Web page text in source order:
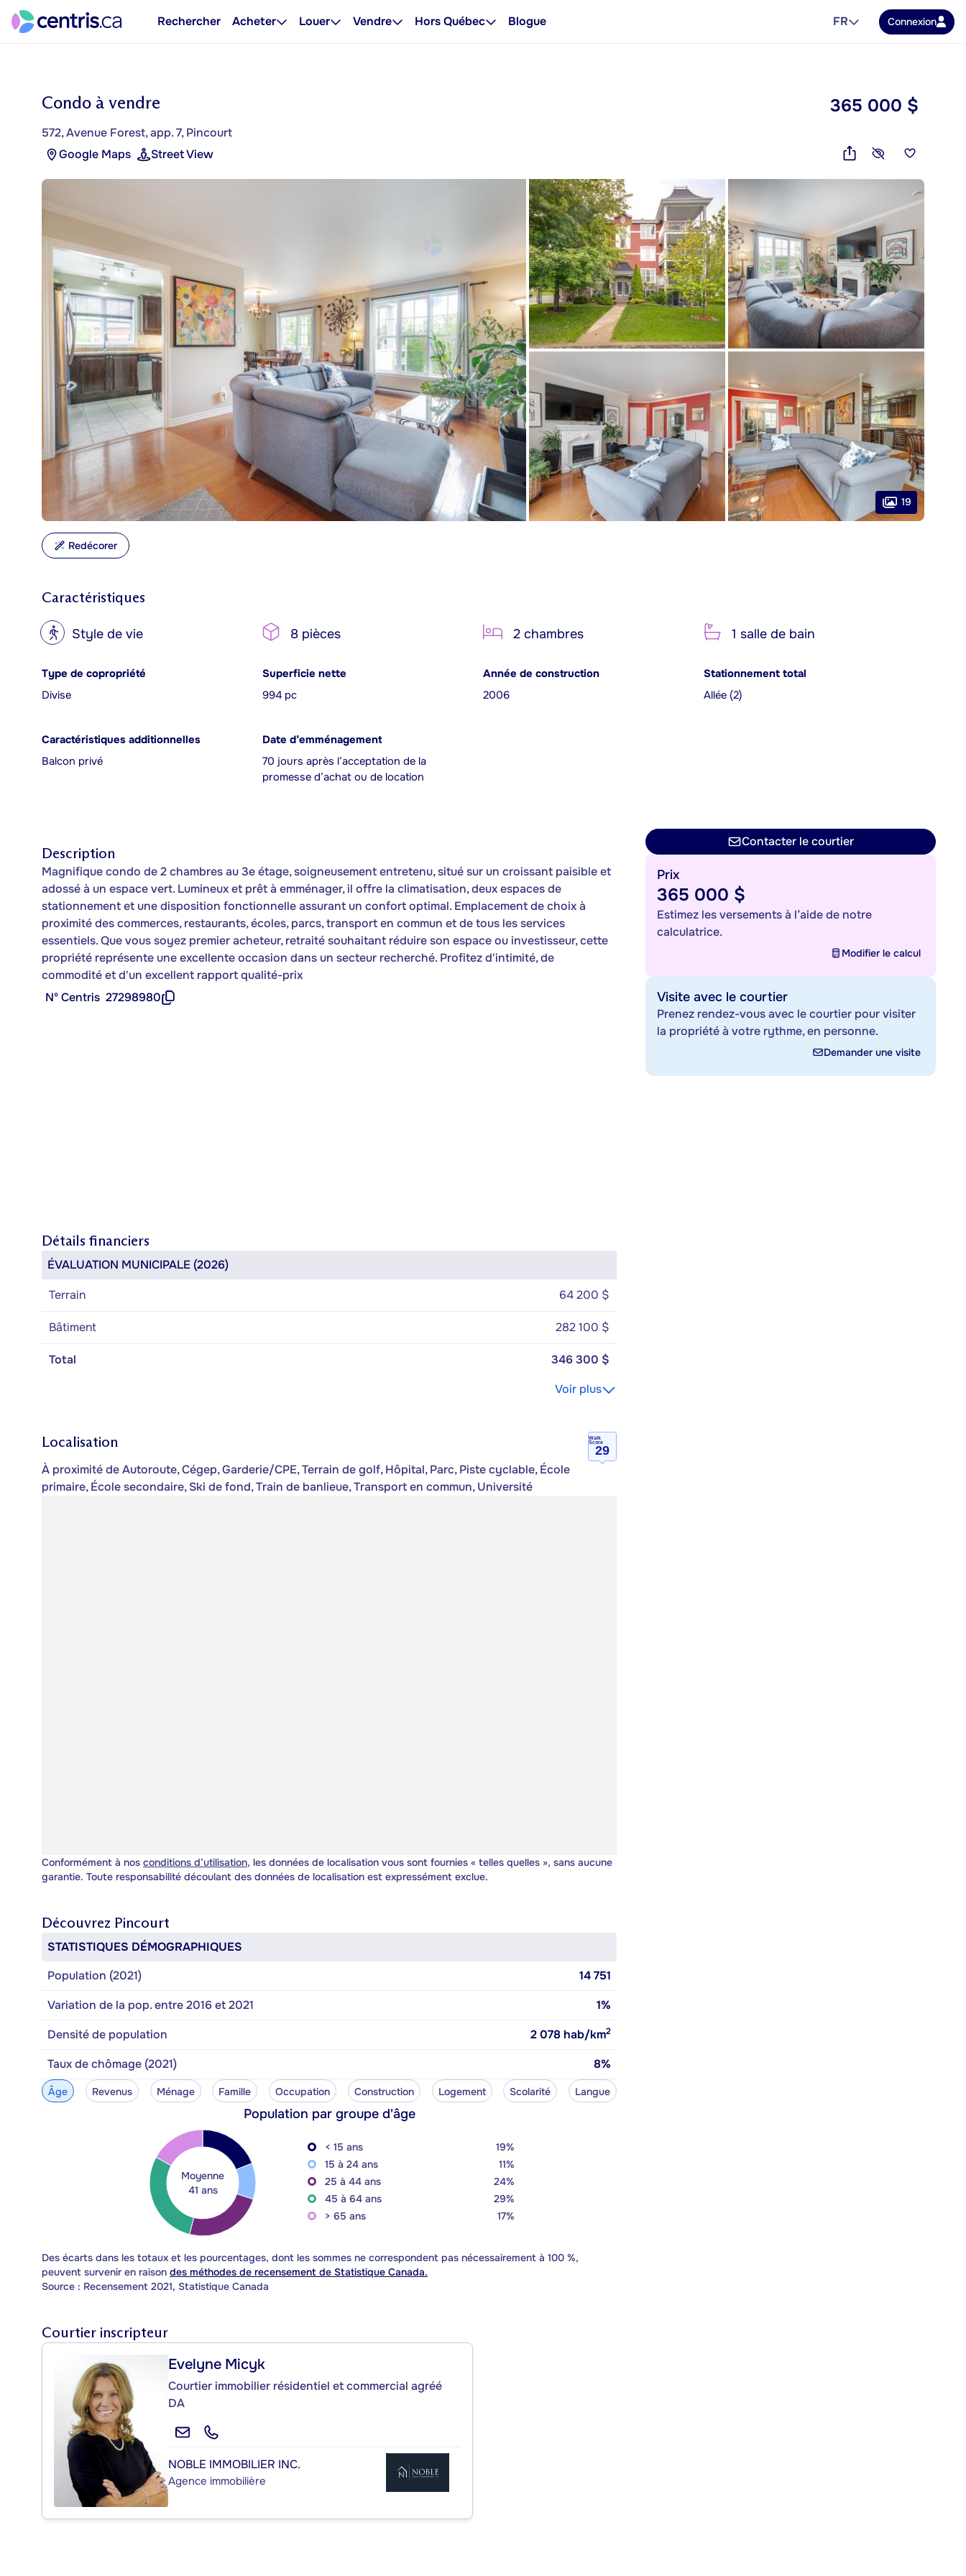
Rechercher Acheter Louer Vendre Hors Québec Blogue FR Connexion
Condo à vendre
572, Avenue Forest, app. 7, Pincourt
Google Maps
Street View
365 000 $
19
Redécorer
Caractéristiques
? Style de vie 8 pièces 2 chambres 1 salle de bain
Type de copropriété
Divise
Superficie nette
994 pc
Année de construction
2006
Stationnement total
Allée (2)
Caractéristiques additionnelles
Balcon privé
Date d’emménagement
70 jours après l’acceptation de la
promesse d’achat ou de location
Description
Magnifique condo de 2 chambres au 3e étage, soigneusement entretenu, situé sur un croissant paisible et
adossé à un espace vert. Lumineux et prêt à emménager, il offre la climatisation, deux espaces de
stationnement et une disposition fonctionnelle assurant un confort optimal. Emplacement de choix à
proximité des commerces, restaurants, écoles, parcs, transport en commun et de tous les services
essentiels. Que vous soyez premier acheteur, retraité souhaitant réduire son espace ou investisseur, cette
propriété représente une excellente occasion dans un secteur recherché. Profitez d'intimité, de
commodité et d'un excellent rapport qualité-prix
Nº Centris 27298980
Détails financiers
ÉVALUATION MUNICIPALE (2026)
Terrain
64 200 $
Bâtiment 282 100 $
Total
346 300 $
Voir plus
Localisation
Walk
Score
29
À proximité de Autoroute, Cégep, Garderie/CPE, Terrain de golf, Hôpital, Parc, Piste cyclable, École
primaire, École secondaire, Ski de fond, Train de banlieue, Transport en commun, Université
Conformément à nos conditions d’utilisation, les données de localisation vous sont fournies « telles quelles », sans aucune
garantie. Toute responsabilité découlant des données de localisation est expressément exclue.
Découvrez Pincourt
STATISTIQUES DÉMOGRAPHIQUES
Population (2021)
14 751
Variation de la pop. entre 2016 et 2021
1%
Densité de population
2 078 hab/km2
Taux de chômage (2021) 8%
Âge Revenus Ménage Famille Occupation Construction Logement Scolarité Langue
Population par groupe d'âge
Moyenne
41 ans
< 15 ans
19%
15 à 24 ans
11%
25 à 44 ans
24%
45 à 64 ans
29%
> 65 ans
17%
Des écarts dans les totaux et les pourcentages, dont les sommes ne correspondent pas nécessairement à 100 %,
peuvent survenir en raison des méthodes de recensement de Statistique Canada.
Source : Recensement 2021, Statistique Canada
Courtier inscripteur
Evelyne Micyk
Courtier immobilier résidentiel et commercial agréé
DA
NOBLE IMMOBILIER INC.
Agence immobilière
Contacter le courtier
Prix
365 000 $
Estimez les versements à l’aide de notre
calculatrice.
Modifier le calcul
Visite avec le courtier
Prenez rendez-vous avec le courtier pour visiter
la propriété à votre rythme, en personne.
Demander une visite